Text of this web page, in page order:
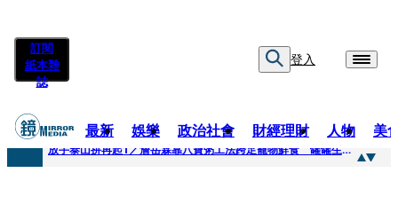
訂閱
紙本雜
誌
登入
最新 娛樂 政治社會 財經理財 人物 美
快訊
放手泰山拚再起1／詹岳霖靠八寶粥工法跨足寵物鮮食 罐罐生產前先請「叼嘴王后」試吃